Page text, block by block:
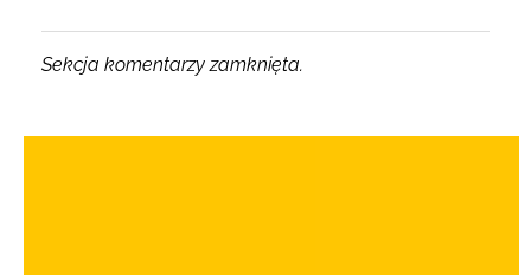
Sekcja komentarzy zamknięta.